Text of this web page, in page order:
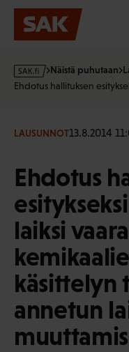
Hyppää
sisältöön
s
a
f
Näistä puhutaan
Ehdotus hallituksen
LAUSUNNOT13.8.2014
Ehdotus
laiksi
käsittelyn
annetun